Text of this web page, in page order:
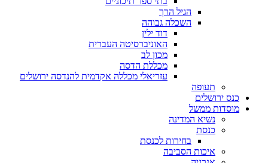
הגיל הרך
השכלה גבוהה
דוד ילין
האוניברסיטה העברית
מכון לב
מכללת הדסה
עזריאלי מכללה אקדמית להנדסה ירושלים
תעופה
כנס ירושלים
מוסדות ממשל
נשיא המדינה
כנסת
בחירות לכנסת
איכות הסביבה